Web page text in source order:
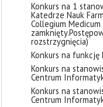
Konkurs na 1
Katedrze Nauk
Collegium
zamknięty.
rozstrzygnięcia)
Konkurs na funkcję
Konkurs na
Centrum
Konkurs na
Centrum